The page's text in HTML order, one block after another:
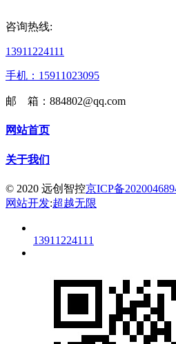
咨询热线:
13911224111
手机：15911023095
邮 箱：884802@qq.com
网站首页
关于我们
© 2020 远创智控京ICP备
网站开发:超越无限
13911224111